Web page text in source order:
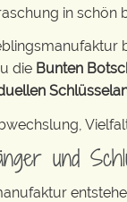
in schön
die Bunten
und